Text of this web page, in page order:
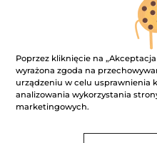
Poprzez kliknięcie na
wyrażona zgoda na
urządzeniu w celu usprawnienia
analizowania wykorzystania
marketingowych.